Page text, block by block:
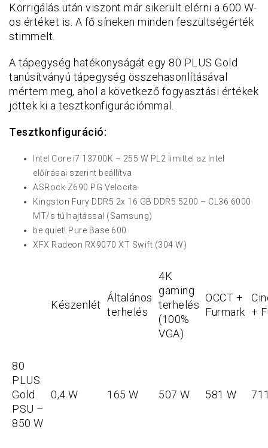
Korrigálás után viszont már sikerült elérni a 600 W-
os értéket is. A fő síneken minden feszültségérték
stimmelt.
A tápegység hatékonyságát egy 80 PLUS Gold
tanúsítványú tápegység összehasonlításával
mértem meg, ahol a következő fogyasztási értékek
jöttek ki a tesztkonfigurációmmal.
Tesztkonfiguráció:
Intel Core i7 13700K – 255 W PL2 limittel az Intel
előírásai szerint beállítva
ASRock Z690 PG Velocita
Kingston Fury DDR5 2x 16 GB DDR5 5200 – CL36 6000
MT/s túlhajtással (Samsung)
be quiet! Pure Base 600
XFX Radeon RX9070 XT Swift (304 W)
Készenlét
Általános
terhelés
4K
gaming
terhelés
(100%
VGA)
OCCT +
Furmark +
80
PLUS
Gold
PSU –
850 W
0,4 W 165 W 507 W 581 W